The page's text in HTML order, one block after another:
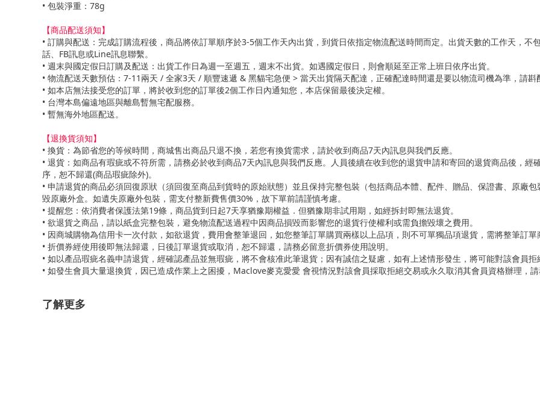
• 包裝淨重：78g
【商品配送須知】
• 訂購與配送：完成訂購流程後，商品將依訂單順序於3-5個工作天內出貨，到貨日依指定物流配送時間而定。出貨天數的工作天，
話、FB訊息或Line訊息聯繫。
• 週末與國定假日訂購及配送：出貨工作日為週一至週五，週末不出貨。如遇國定假日，則會順延至正常上班日依序出貨。
• 物流配送天數預估：7-11兩天 / 全家3天 / 順豐速遞 & 黑貓宅急便 > 當天出貨隔天配達，正確配達時間還是要以物流司機為準，請斟
• 如本店無法接受您的訂單，將於收到您的訂單後2個工作日內通知您，本店保留最後決定權。
• 台灣本島偏遠地區與離島暫無宅配服務。
• 暫無海外地區配送。
【退換貨須知】
• 換貨：為節省您的等候時間，商城售出商品只退不換，若您有換貨需求，請於收到商品7天內訊息與我們反應。
• 退貨：如商品有瑕疵或不符所需，請務必於收到商品7天內訊息與我們反應。人員後續在收到您的退貨申請和寄回的退貨商品後，
序，恕不歸還(商品瑕疵除外)。
• 申請退貨的商品必須回復原狀（須回復至商品到貨時的原始狀態）並且保持完整包裝（包括商品本體、配件、贈品、保證書、原廠
毀原廠外盒。如遺失原廠外包裝，需支付整新費售價30%，故下單前請謹慎考慮。
• 提醒您：依消費者保護法第19條，商品貨到日起7天享猶豫期權益．但猶豫期非試用期，如經拆封即無法退貨。
• 欲退貨之商品，請以紙盒完整包裝，避免物流配送過程中因商品損毀而影響您的退貨行使權利或需負擔毀壞之費用。
• 因商城購物為信用卡一次付款，如欲退貨，費用會整筆退回，如您整筆訂單購買兩樣以上品項，則不可單獨品項退貨，需將整筆訂單
• 折價券經使用後即無法歸還，日後訂單退貨或取消，恕不歸還，請務必留意折價券使用說明。
• 如以產品瑕疵名義申請退貨，經確認產品並無瑕疵，將不會核准此筆退貨；因有誠信之疑慮，如有上述情形發生，將可能對該會員拒
• 如發生會員大量退換貨，因已造成作業上之困擾，Maclove麥克愛愛 會視情況對該會員採取拒絕交易或永久取消其會員資格辦理，請
了解更多